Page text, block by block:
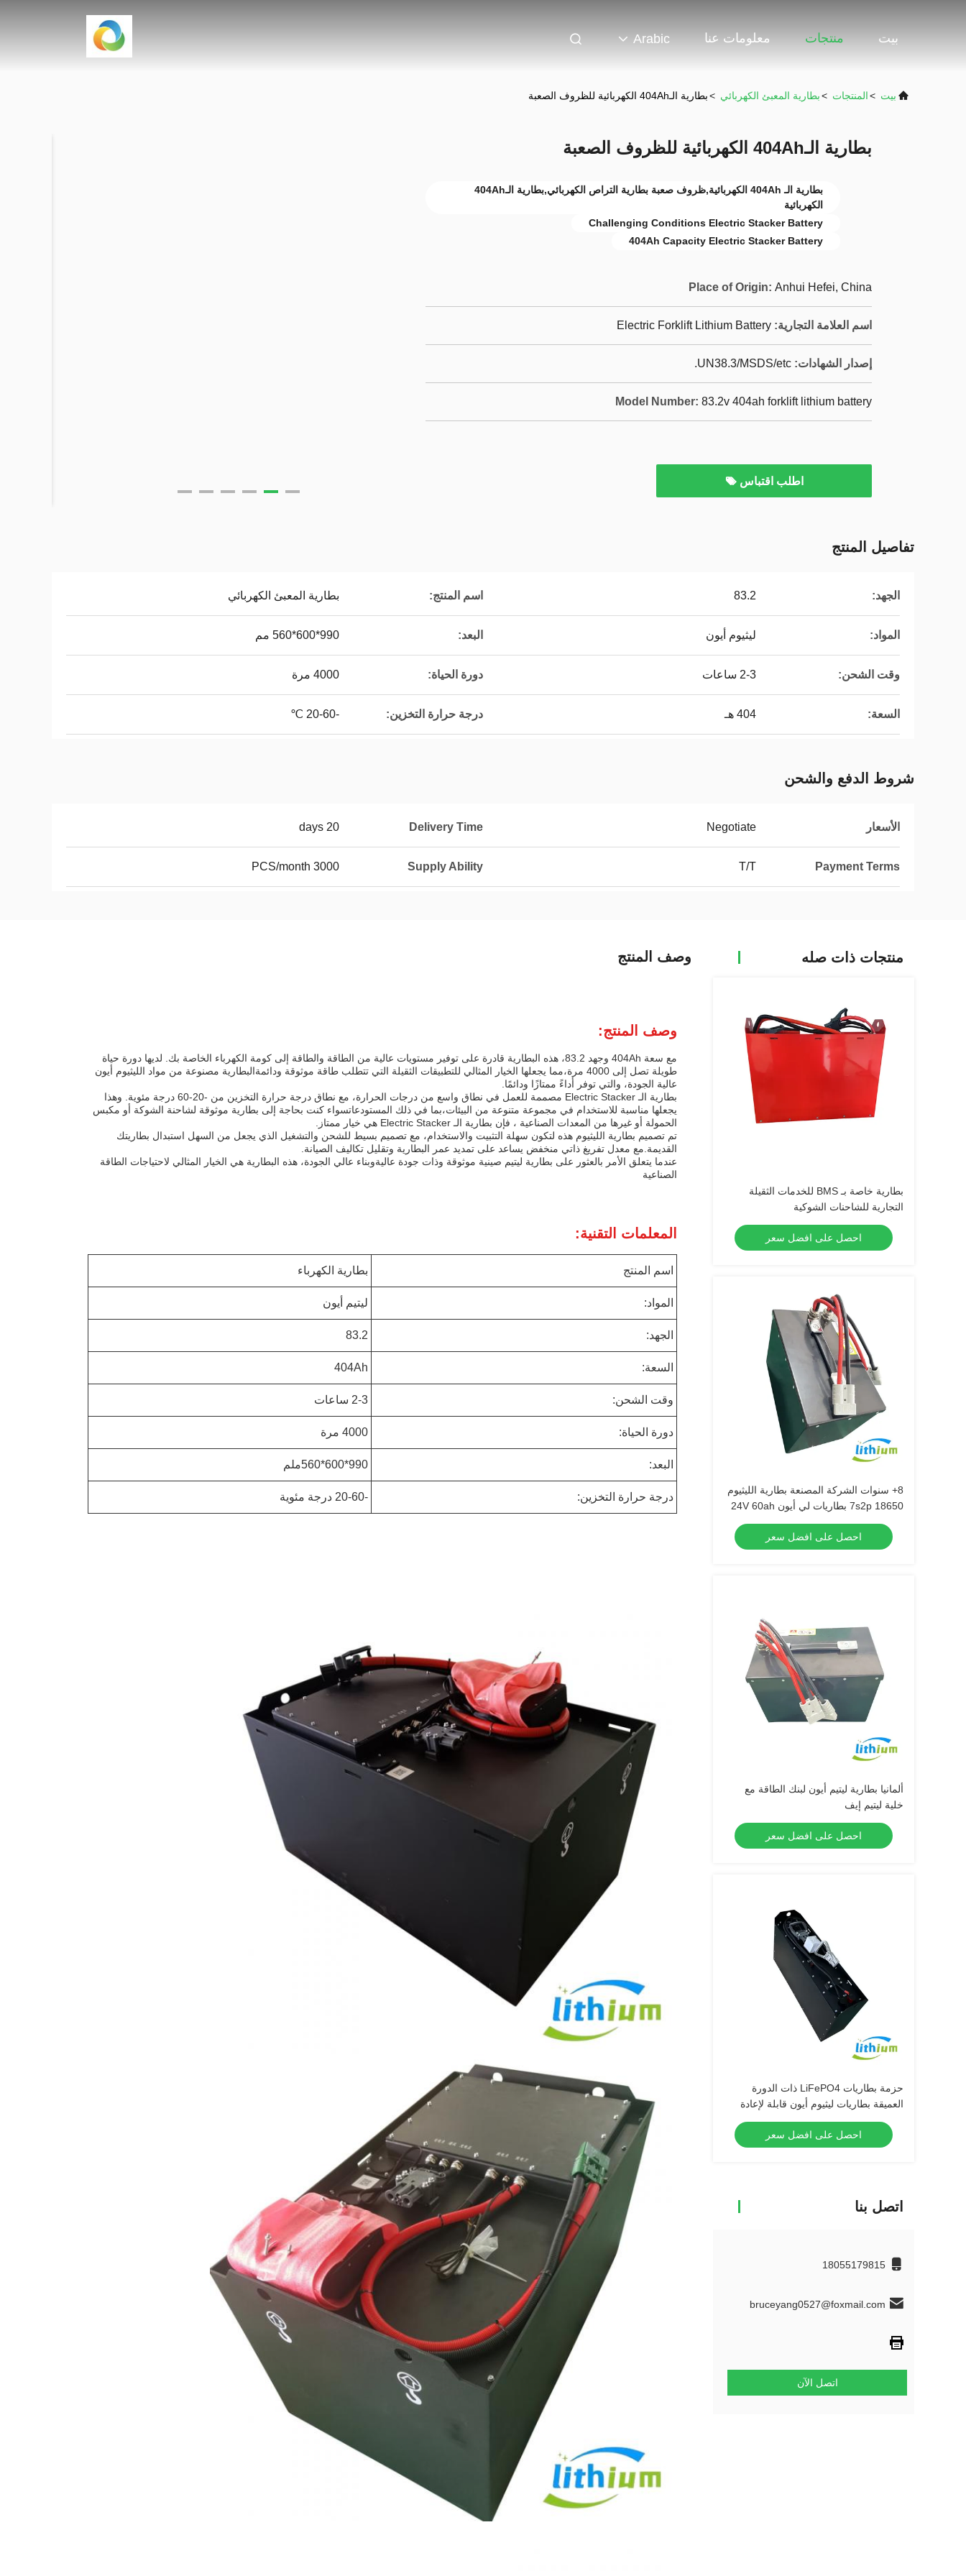
بيت منتجات معلومات عنا Arabic
بيت >المنتجات >بطارية المعبئ الكهربائي >بطارية الـ404Ah الكهربائية للظروف الصعبة
بطارية الـ404Ah الكهربائية للظروف الصعبة
بطارية الـ 404Ah الكهربائية,ظروف صعبة بطارية التراص الكهربائي,بطارية الـ404Ah
الكهربائية
Challenging Conditions Electric Stacker Battery
404Ah Capacity Electric Stacker Battery
Place of Origin: Anhui Hefei, China
اسم العلامة التجارية: Electric Forklift Lithium Battery
إصدار الشهادات: UN38.3/MSDS/etc.
Model Number: 83.2v 404ah forklift lithium battery
اطلب اقتباس
تفاصيل المنتج
الجهد: 83.2 اسم المنتج: بطارية المعبئ الكهربائي
المواد: ليثيوم أيون البعد: 990*600*560 مم
وقت الشحن: 2-3 ساعات دورة الحياة: 4000 مرة
السعة: 404 هـ درجة حرارة التخزين: -20-60 ℃
شروط الدفع والشحن
الأسعار Negotiate
Delivery Time
20 days
Payment Terms
T/T
Supply Ability
3000 PCS/month
منتجات ذات صله
بطارية خاصة بـ BMS للخدمات الثقيلة
التجارية للشاحنات الشوكية
احصل على افضل سعر
8+ سنوات الشركة المصنعة بطارية الليثيوم
18650 7s2p بطاريات لي أيون 24V 60ah
احصل على افضل سعر
ألمانيا بطارية ليتيم أيون لبنك الطاقة مع
خلية ليتيم إيف
احصل على افضل سعر
حزمة بطاريات LiFePO4 ذات الدورة
العميقة بطاريات ليثيوم أيون قابلة لإعادة
الشحن للشاحنات الرفعية
احصل على افضل سعر
اتصل بنا
18055179815
bruceyang0527@foxmail.com
اتصل الآن
وصف المنتج
وصف المنتج:
مع سعة 404Ah وجهد 83.2، هذه البطارية قادرة على توفير مستويات عالية من الطاقة والطاقة إلى كومة الكهرباء الخاصة بك. لديها دورة حياة
طويلة تصل إلى 4000 مرة،مما يجعلها الخيار المثالي للتطبيقات الثقيلة التي تتطلب طاقة موثوقة ودائمةالبطارية مصنوعة من مواد الليثيوم أيون
عالية الجودة، والتي توفر أداءً ممتازًا ودائمًا.
بطارية الـ Electric Stacker مصممة للعمل في نطاق واسع من درجات الحرارة، مع نطاق درجة حرارة التخزين من -20-60 درجة مئوية. وهذا
يجعلها مناسبة للاستخدام في مجموعة متنوعة من البيئات،بما في ذلك المستودعاتسواء كنت بحاجة إلى بطارية موثوقة لشاحنة الشوكة أو مكبس
الحمولة أو غيرها من المعدات الصناعية ، فإن بطارية الـ Electric Stacker هي خيار ممتاز.
تم تصميم بطارية الليثيوم هذه لتكون سهلة التثبيت والاستخدام، مع تصميم بسيط للشحن والتشغيل الذي يجعل من السهل استبدال بطاريتك
القديمة.مع معدل تفريغ ذاتي منخفض يساعد على تمديد عمر البطارية وتقليل تكاليف الصيانة.
عندما يتعلق الأمر بالعثور على بطارية ليتيم صينية موثوقة وذات جودة عاليةوبناء عالي الجودة، هذه البطارية هي الخيار المثالي لاحتياجات الطاقة
الصناعية
المعلمات التقنية:
اسم المنتج بطارية الكهرباء
المواد: ليتيم أيون
الجهد: 83.2
السعة: 404Ah
وقت الشحن: 2-3 ساعات
دورة الحياة: 4000 مرة
البعد: 990*600*560ملم
درجة حرارة التخزين: -20-60 درجة مئوية